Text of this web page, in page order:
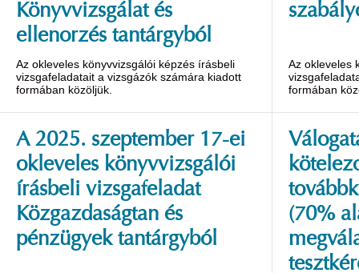
Könyvvizsgálat és
ellenorzés tantárgyból
Az okleveles könyvvizsgálói képzés írásbeli
vizsgafeladatait a vizsgázók számára kiadott
formában közöljük.
Az okleveles
formában
A 2025. szeptember 17-ei
okleveles könyvvizsgálói
írásbeli vizsgafeladat
Közgazdaságtan és
pénzügyek tantárgyból
(70%